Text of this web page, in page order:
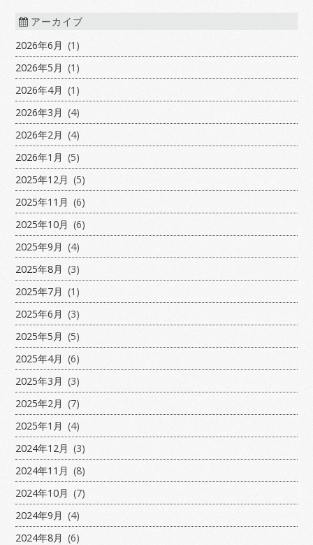
アーカイブ
2026年6月 (1)
2026年5月 (1)
2026年4月 (1)
2026年3月 (4)
2026年2月 (4)
2026年1月 (5)
2025年12月 (5)
2025年11月 (6)
2025年10月 (6)
2025年9月 (4)
2025年8月 (3)
2025年7月 (1)
2025年6月 (3)
2025年5月 (5)
2025年4月 (6)
2025年3月 (3)
2025年2月 (7)
2025年1月 (4)
2024年12月 (3)
2024年11月 (8)
2024年10月 (7)
2024年9月 (4)
2024年8月 (6)